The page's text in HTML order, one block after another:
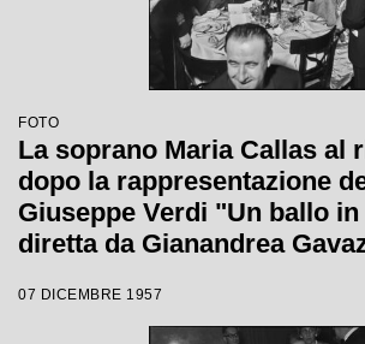
FOTO
La soprano Maria Callas al
dopo la rappresentazione
Giuseppe Verdi "Un ballo
diretta da Gianandrea
quale è stata inaugurata la
lirica 1957-1958 del Teatro
07 DICEMBRE 1957